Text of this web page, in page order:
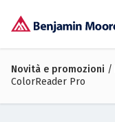
Novità e promozioni /
ColorReader Pro